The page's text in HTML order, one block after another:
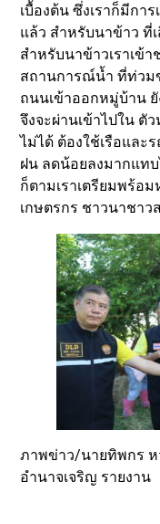
เบื้องต้น ซึ่งเราก็มีกา
แล้ว สำหรับนาข้าว ที่
สำหรับนาข้าวเราเข้า
สถานการณ์น้ำ ที่ท่วม
ถนนเข้าออกหมู่บ้าน
จึงจะผ่านเข้าไปใน ตั
ไม่ได้ ต้องใช้เรือแล
ฝน ลดน้อยลงมากแท
ก็ตามเราเตรียมพร้อ
เกษตรกร ชาวนาชาว
ภาพข่าว/นายทิพกร ห
อำนาจเจริญ รายงาน